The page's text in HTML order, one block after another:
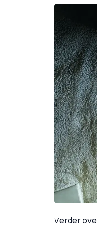
Verder